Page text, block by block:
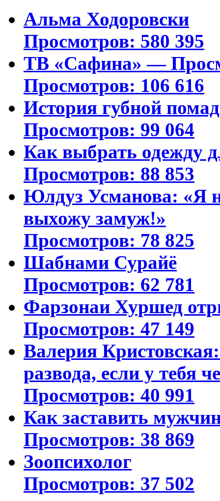
Альма Ходоровски
Просмотров: 580 395
ТВ «Сафина» —
Просмотров: 106 616
История губной
Просмотров: 99 064
Как выбрать одежду
Просмотров: 88 853
Юлдуз Усманова: «Я
выхожу замуж!»
Просмотров: 78 825
Шабнами Сурайё
Просмотров: 62 781
Фарзонаи Хуршед
Просмотров: 47 149
Валерия
развода, если у тебя
Просмотров: 40 991
Как заставить
Просмотров: 38 869
Зоопсихолог
Просмотров: 37 502